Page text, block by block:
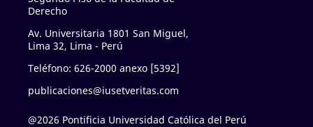
Derecho
Av. Universitaria 1801 San Miguel,
Lima 32, Lima - Perú
Teléfono: 626-2000 anexo [5392]
publicaciones@iusetveritas.com
@2026 Pontificia Universidad Católica del Perú